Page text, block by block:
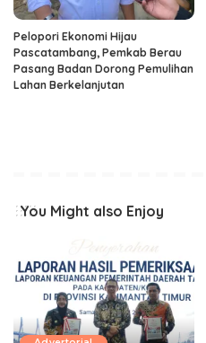
Pelopori Ekonomi Hijau
Pascatambang, Pemkab Berau
Pasang Badan Dorong Pemulihan
Lahan Berkelanjutan
You Might also Enjoy